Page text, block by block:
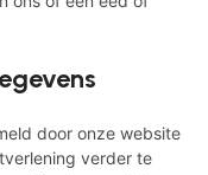
door onze website
verder te